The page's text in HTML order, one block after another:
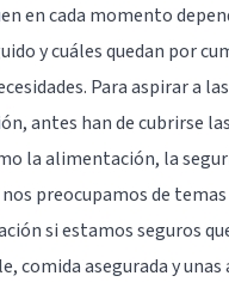
en cada momento
y cuáles quedan por
Para aspirar a
antes han de cubrirse
la alimentación, la
preocupamos de
si estamos seguros
comida asegurada y unas